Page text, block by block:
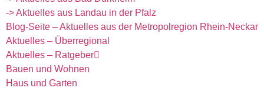
-> Aktuelles aus Landau in der Pfalz
Blog-Seite – Aktuelles aus der Metropolregion Rhein-Neckar
Aktuelles – Überregional
Aktuelles – Ratgeber
Bauen und Wohnen
Haus und Garten